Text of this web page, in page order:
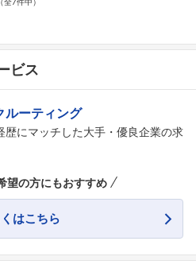
ビス
ルーティング
歴にマッチした大手・優良企業の求
望の方にもおすすめ
はこちら